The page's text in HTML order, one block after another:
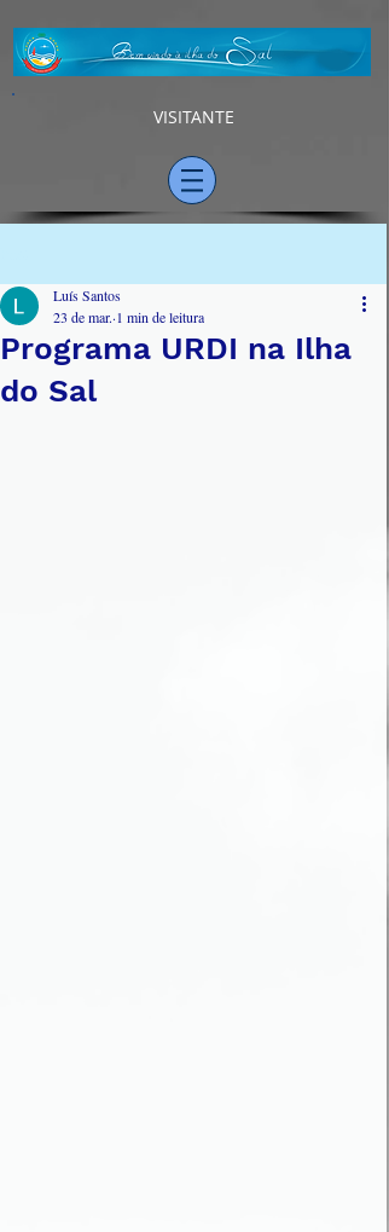
VISITANTE
Programa URDI na Ilha
do Sal
Luís Santos
23 de mar. 1 min de leitura